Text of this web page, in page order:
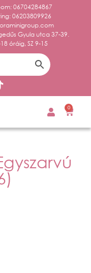
06704284867
06203809926
Gyula utca 37-39.
óráig, SZ 9-15
0